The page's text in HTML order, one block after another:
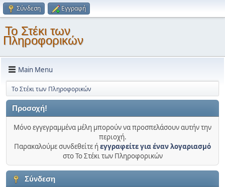
Σύνδεση Εγγραφή
Το Στέκι των
Πληροφορικών
Main Menu
Το Στέκι των Πληροφορικών
Προσοχή!
Μόνο εγγεγραμμένα μέλη μπορούν να προσπελάσουν αυτήν την
περιοχή.
Παρακαλούμε συνδεθείτε ήεγγραφείτε για έναν λογαριασμό
στο Το Στέκι των Πληροφορικών
Σύνδεση